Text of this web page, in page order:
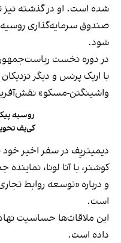
شده است. او در گذشته نیز
صندوق سرمایه‌گذاری
شود.
در دوره نخست
با اریک پرنس و دیگر
واشینگتن-مسکو»
کی‌یف
دیمیتریِف در سفر اخیر خود
کوشنر، با آنا لونا،
و درباره «توسعه روابط
است.
این ملاقات‌‌ها حساسیت
داده است.